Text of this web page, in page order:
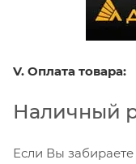
V. Оплата товара:
Наличный
Если Вы